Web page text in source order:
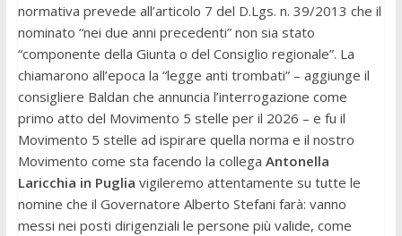
normativa prevede all’articolo 7 del D.Lgs. n. 39/2013 che il
nominato “nei due anni precedenti” non sia stato
“componente della Giunta o del Consiglio regionale”. La
chiamarono all’epoca la “legge anti trombati” – aggiunge il
consigliere Baldan che annuncia l’interrogazione come
primo atto del Movimento 5 stelle per il 2026 – e fu il
Movimento 5 stelle ad ispirare quella norma e il nostro
Movimento come sta facendo la collega Antonella
Laricchia in Puglia vigileremo attentamente su tutte le
nomine che il Governatore Alberto Stefani farà: vanno
messi nei posti dirigenziali le persone più valide, come